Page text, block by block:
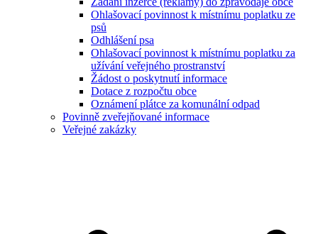
Ohlašovací povinnost k místnímu poplatku ze
psů
Odhlášení psa
Ohlašovací povinnost k místnímu poplatku za
užívání veřejného prostranství
Žádost o poskytnutí informace
Dotace z rozpočtu obce
Oznámení plátce za komunální odpad
Povinně zveřejňované informace
Veřejné zakázky